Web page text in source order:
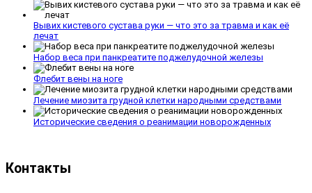
Вывих кистевого сустава руки — что это за травма и как её
лечат
Набор веса при панкреатите поджелудочной железы
Флебит вены на ноге
Лечение миозита грудной клетки народными средствами
Исторические сведения о реанимации новорожденных
Контакты